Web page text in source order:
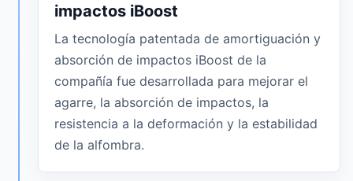
impactos iBoost
La tecnología patentada de amortiguación y
absorción de impactos iBoost de la
compañía fue desarrollada para mejorar el
agarre, la absorción de impactos, la
resistencia a la deformación y la estabilidad
de la alfombra.